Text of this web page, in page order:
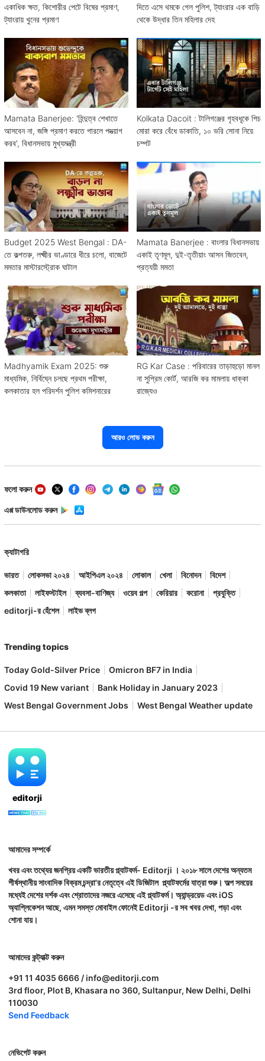
একাধিক ক্ষত, কিশোরীর পেটে বিষের প্রমাণ,
ট্যাংরায় খুনের প্রমাণ
দিতে এসে থমকে গেল পুলিশ, ট্যাংরার এক বাড়ি
থেকে উদ্ধার তিন মহিলার দেহ
Mamata Banerjee: 'হিন্দুত্ব শেখাতে
আসবেন না, জঙ্গি প্রমাণ করতে পারলে পদত্য়াগ
করব', বিধানসভায় মুখ্যমন্ত্রী
Kolkata Dacoit : টালিগঞ্জের গৃহবধূকে পিচ
মোরা করে বেঁধে ডাকাতি, ১০ ভরি সোনা নিয়ে
চম্পট
Budget 2025 West Bengal : DA-
তে কল্পতরু, লক্ষ্মীর ভাণ্ডারে ধীরে চলো, বাজেটে
মমতার মাস্টারস্ট্রোক ঘাটাল
Mamata Banerjee : বাংলার বিধানসভায়
একাই তৃণমূল, দুই-তৃতীয়াং আসন জিতবেন,
প্রত্যয়ী মমতা
Madhyamik Exam 2025: শুরু
মাধ্যমিক, নির্বিঘ্নে চলছে প্রথম পরীক্ষা,
কলকাতার হল পরিদর্শন পুলিশ কমিশনারের
RG Kar Case : পরিবারের তাড়াহুড়ো মানল
না সুপ্রিম কোর্ট, আরজি কর মামলায় ধাক্কা
রাজ্যেও
আরও লোড করুন
ফলো করুন
এপ্প ডাউনলোড করুন
ক্যাটাগরি
ভারত লোকসভা ২০২৪ আইপিএল ২০২৪ লোকাল খেলা বিনোদন
বিদেশ
কলকাতা
লাইফস্টাইল ব্যবসা-বাণিজ্য ওয়েব গল্প কেরিয়ার করোনা
প্রযুক্তি
editorji-র হেঁশেল
লাইভ ব্লগ
Trending topics
Today Gold-Silver Price
Omicron BF7 in India
Covid 19 New variant
Bank Holiday in January 2023
West Bengal Government Jobs
West Bengal Weather update
editorji
আমাদের সম্পর্কে
খবর এবং তথ্যের জনপ্রিয় একটি ভারতীয় প্ল্যাটফর্ম- Editorji । ২০১৮ সালে দেশের অন্যতম
শীর্ষস্থানীয় সাংবাদিক বিক্রম চন্দ্রা'র নেতৃত্বে এই ডিজিটাল প্ল্যাটফর্মের যাত্রা শুরু। অল্প সময়ের
মধ্যেই দেশের দর্শক এবং শ্রোতাদের নজরে এসেছে এই প্ল্যাটফর্ম। অ্যান্ড্রয়েড এবং iOS
অ্যাপ্লিকেশন আছে, এমন সমস্ত মোবাইল ফোনেই Editorji -র সব খবর দেখা, পড়া এবং
শোনা যায়।
আমাদের কন্ট্যাক্ট করুন
+91 11 4035 6666 / info@editorji.com
3rd floor, Plot B, Khasara no 360, Sultanpur, New Delhi, Delhi
110030
Send Feedback
নেভিগেট করুন